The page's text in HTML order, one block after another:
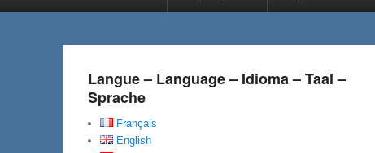
Langue – Language – Idioma – Taal –
Sprache
Français
English